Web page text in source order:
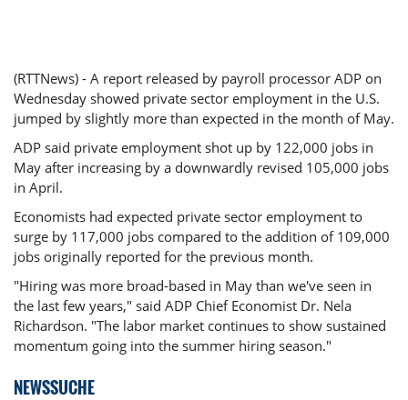
(RTTNews) - A report released by payroll processor ADP on
Wednesday showed private sector employment in the U.S.
jumped by slightly more than expected in the month of May.
ADP said private employment shot up by 122,000 jobs in
May after increasing by a downwardly revised 105,000 jobs
in April.
Economists had expected private sector employment to
surge by 117,000 jobs compared to the addition of 109,000
jobs originally reported for the previous month.
"Hiring was more broad-based in May than we've seen in
the last few years," said ADP Chief Economist Dr. Nela
Richardson. "The labor market continues to show sustained
momentum going into the summer hiring season."
NEWSSUCHE